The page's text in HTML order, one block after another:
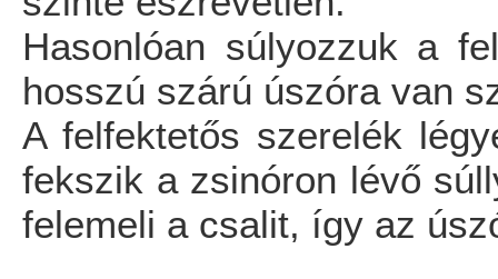
Hasonlóan súlyozzuk a
hosszú szárú úszóra van
A felfektetős szerelék
fekszik a zsinóron lévő
felemeli a csalit, így az